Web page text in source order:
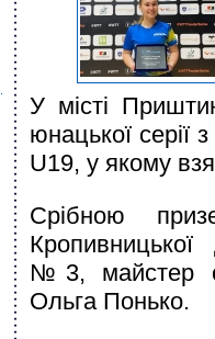
У місті
юнацької серії
U19, у якому
Срібною
№3, майстер
Ольга Понько.